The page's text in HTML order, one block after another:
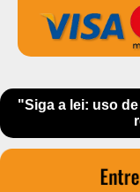
"Siga a lei: uso